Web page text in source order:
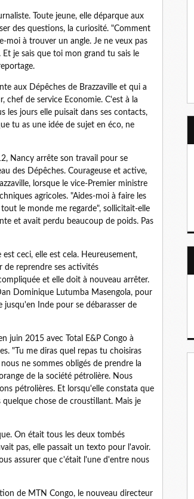
Toute jeune, elle déparque aux
des questions, la curiosité. "Comment
moi à trouver un angle. Je ne veux pas
je sais que toi mon grand tu sais le
aux Dépêches de Brazzaville et qui a
chef de service Economie. C'est à la
les jours elle puisait dans ses contacts,
tu as une idée de sujet en éco, ne
Nancy arrête son travail pour se
des Dépêches. Courageuse et active,
lorsque le vice-Premier ministre
agricoles. "Aides-moi à faire les
le monde me regarde", sollicitait-elle
et avait perdu beaucoup de poids. Pas
ceci, elle est cela. Heureusement,
de reprendre ses activités
et elle doit à nouveau arrêter.
Dominique Lutumba Masengola, pour
jusqu'en Inde pour se débarasser de
juin 2015 avec Total E&P Congo à
"Tu me diras quel repas tu choisiras
ne sommes obligés de prendre la
de la société pétrolière. Nous
pétrolières. Et lorsqu'elle constata que
quelque chose de croustillant. Mais je
On était tous les deux tombés
pas, elle passait un texto pour l'avoir.
assurer que c'était l'une d'entre nous
de MTN Congo, le nouveau directeur